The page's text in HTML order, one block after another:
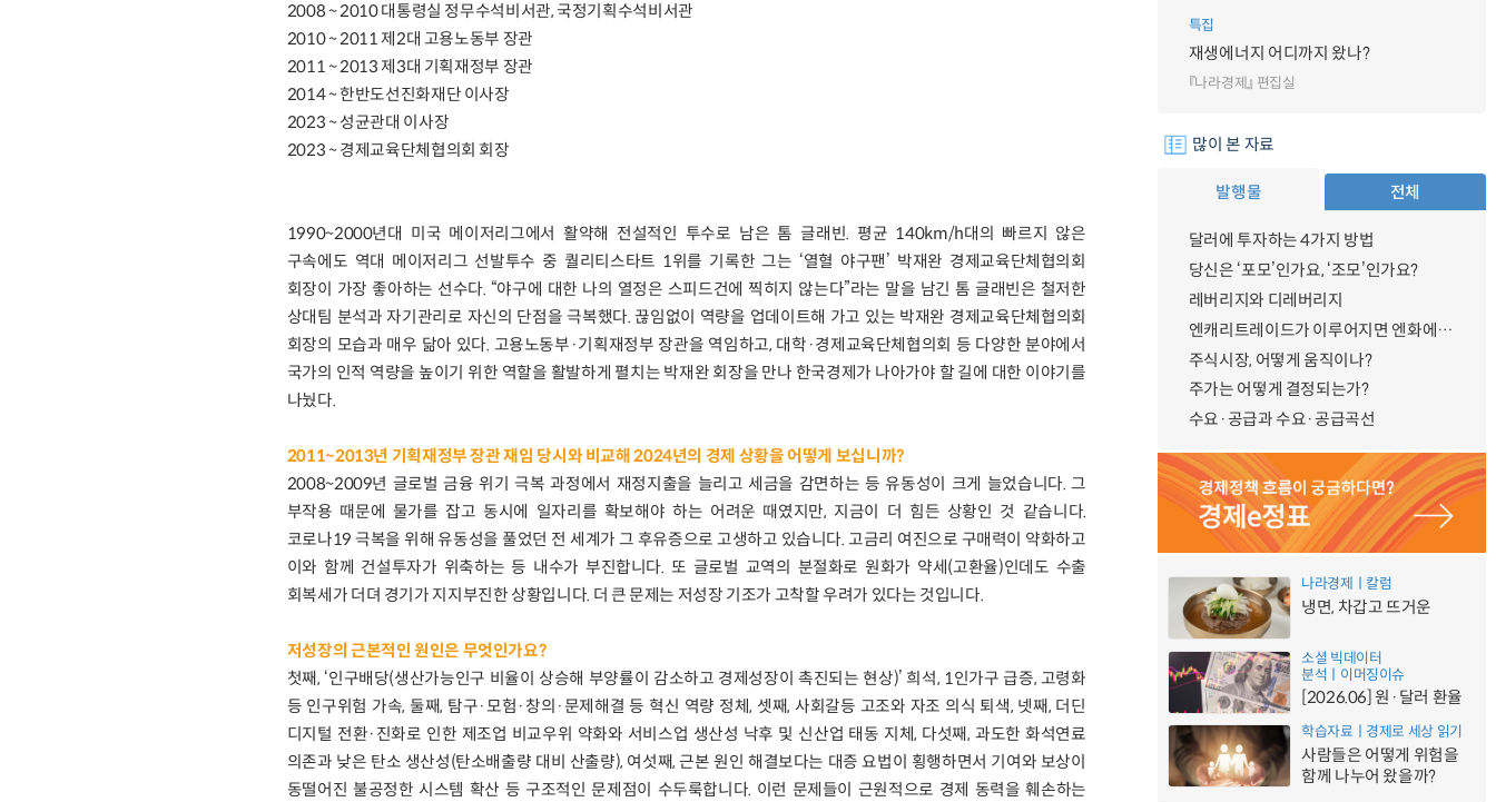
2008 ~ 2010 대통령실 정무수석비서관, 국정기획수석비서관
2010 ~ 2011 제2대 고용노동부 장관
2011 ~ 2013 제3대 기획재정부 장관
2014 ~ 한반도선진화재단 이사장
2023 ~ 성균관대 이사장
2023 ~ 경제교육단체협의회 회장
1990~2000년대 미국 메이저리그에서 활약해 전설적인 투수로 남은 톰 글래빈. 평균 140km/h대의 빠르지 않은
구속에도 역대 메이저리그 선발투수 중 퀄리티스타트 1위를 기록한 그는 ‘열혈 야구팬’ 박재완 경제교육단체협의회
회장이 가장 좋아하는 선수다. “야구에 대한 나의 열정은 스피드건에 찍히지 않는다”라는 말을 남긴 톰 글래빈은 철저한
상대팀 분석과 자기관리로 자신의 단점을 극복했다. 끊임없이 역량을 업데이트해 가고 있는 박재완 경제교육단체협의회
회장의 모습과 매우 닮아 있다. 고용노동부·기획재정부 장관을 역임하고, 대학·경제교육단체협의회 등 다양한 분야에서
국가의 인적 역량을 높이기 위한 역할을 활발하게 펼치는 박재완 회장을 만나 한국경제가 나아가야 할 길에 대한 이야기를
나눴다.
2011~2013년 기획재정부 장관 재임 당시와 비교해 2024년의 경제 상황을 어떻게 보십니까?
2008~2009년 글로벌 금융 위기 극복 과정에서 재정지출을 늘리고 세금을 감면하는 등 유동성이 크게 늘었습니다. 그
부작용 때문에 물가를 잡고 동시에 일자리를 확보해야 하는 어려운 때였지만, 지금이 더 힘든 상황인 것 같습니다.
코로나19 극복을 위해 유동성을 풀었던 전 세계가 그 후유증으로 고생하고 있습니다. 고금리 여진으로 구매력이 약화하고
이와 함께 건설투자가 위축하는 등 내수가 부진합니다. 또 글로벌 교역의 분절화로 원화가 약세(고환율)인데도 수출
회복세가 더뎌 경기가 지지부진한 상황입니다. 더 큰 문제는 저성장 기조가 고착할 우려가 있다는 것입니다.
저성장의 근본적인 원인은 무엇인가요?
첫째, ‘인구배당(생산가능인구 비율이 상승해 부양률이 감소하고 경제성장이 촉진되는 현상)’ 희석, 1인가구 급증, 고령화
등 인구위험 가속, 둘째, 탐구·모험·창의·문제해결 등 혁신 역량 정체, 셋째, 사회갈등 고조와 자조 의식 퇴색, 넷째, 더딘
디지털 전환·진화로 인한 제조업 비교우위 약화와 서비스업 생산성 낙후 및 신산업 태동 지체, 다섯째, 과도한 화석연료
의존과 낮은 탄소 생산성(탄소배출량 대비 산출량), 여섯째, 근본 원인 해결보다는 대증 요법이 횡행하면서 기여와 보상이
동떨어진 불공정한 시스템 확산 등 구조적인 문제점이 수두룩합니다. 이런 문제들이 근원적으로 경제 동력을 훼손하는
특집
재생에너지 어디까지 왔나?
『나라경제』 편집실
많이 본 자료
발행물 전체
달러에 투자하는 4가지 방법
당신은 ‘포모’인가요, ‘조모’인가요?
레버리지와 디레버리지
엔캐리트레이드가 이루어지면 엔화에 대한 수요가 증가하지 않나요?
주식시장, 어떻게 움직이나?
주가는 어떻게 결정되는가?
수요·공급과 수요·공급곡선
나라경제ㅣ칼럼
냉면, 차갑고 뜨거운
소셜 빅데이터
분석ㅣ이머징이슈
[2026.06] 원·달러 환율
학습자료ㅣ경제로 세상 읽기
사람들은 어떻게 위험을
함께 나누어 왔을까?